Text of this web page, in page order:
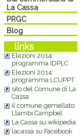
La Cassa
PRGC
Blog
links
Elezioni 2014:
programma IDPLC
Elezioni 2014:
programma LCUPPT
sito del Comune di La
Cassa
il comune gemellato:
Llambi Campbel
La Cassa su wikipedia
lacassa su Facebook